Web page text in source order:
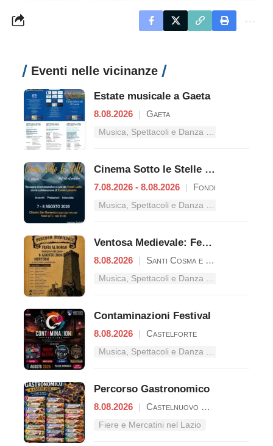
Eventi nelle vicinanze
Estate musicale a Gaeta
8.08.2026 | Gaeta
Cinema Sotto le Stelle – Dal mito al pubblico
7.08.2026 - 8.08.2026 | Fondi
Ventosa Medievale: Festa al Borgo
8.08.2026 | Santi Cosma e Damiano
Contaminazioni Festival
8.08.2026 | Castelforte
Percorso Gastronomico
8.08.2026 | Castelnuovo Parano
Fiere e Mercatini nel Lazio